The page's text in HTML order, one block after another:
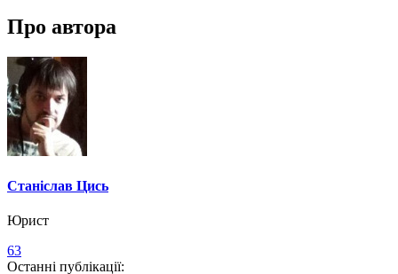
Про автора
Станіслав Цись
Юрист
63
Останні публікації: